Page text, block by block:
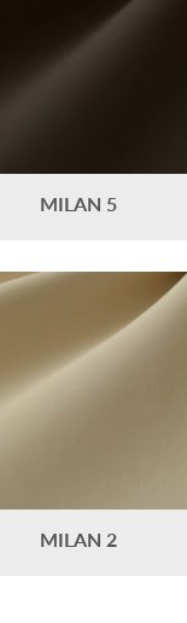
MILAN 5
MILAN 2